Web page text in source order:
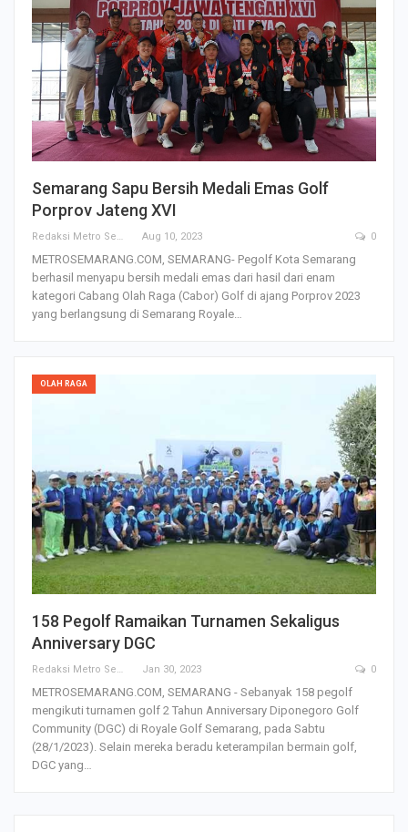
Semarang Sapu Bersih Medali Emas Golf
Porprov Jateng XVI
Aug 10, 2023 0
METROSEMARANG.COM, SEMARANG- Pegolf Kota Semarang
berhasil menyapu bersih medali emas dari hasil dari enam
kategori Cabang Olah Raga (Cabor) Golf di ajang Porprov 2023
yang berlangsung di Semarang Royale…
OLAH RAGA
158 Pegolf Ramaikan Turnamen Sekaligus
Anniversary DGC
Redaksi Metro Semarang Jan 30, 2023 0
METROSEMARANG.COM, SEMARANG - Sebanyak 158 pegolf
mengikuti turnamen golf 2 Tahun Anniversary Diponegoro Golf
Community (DGC) di Royale Golf Semarang, pada Sabtu
(28/1/2023). Selain mereka beradu keterampilan bermain golf,
DGC yang…